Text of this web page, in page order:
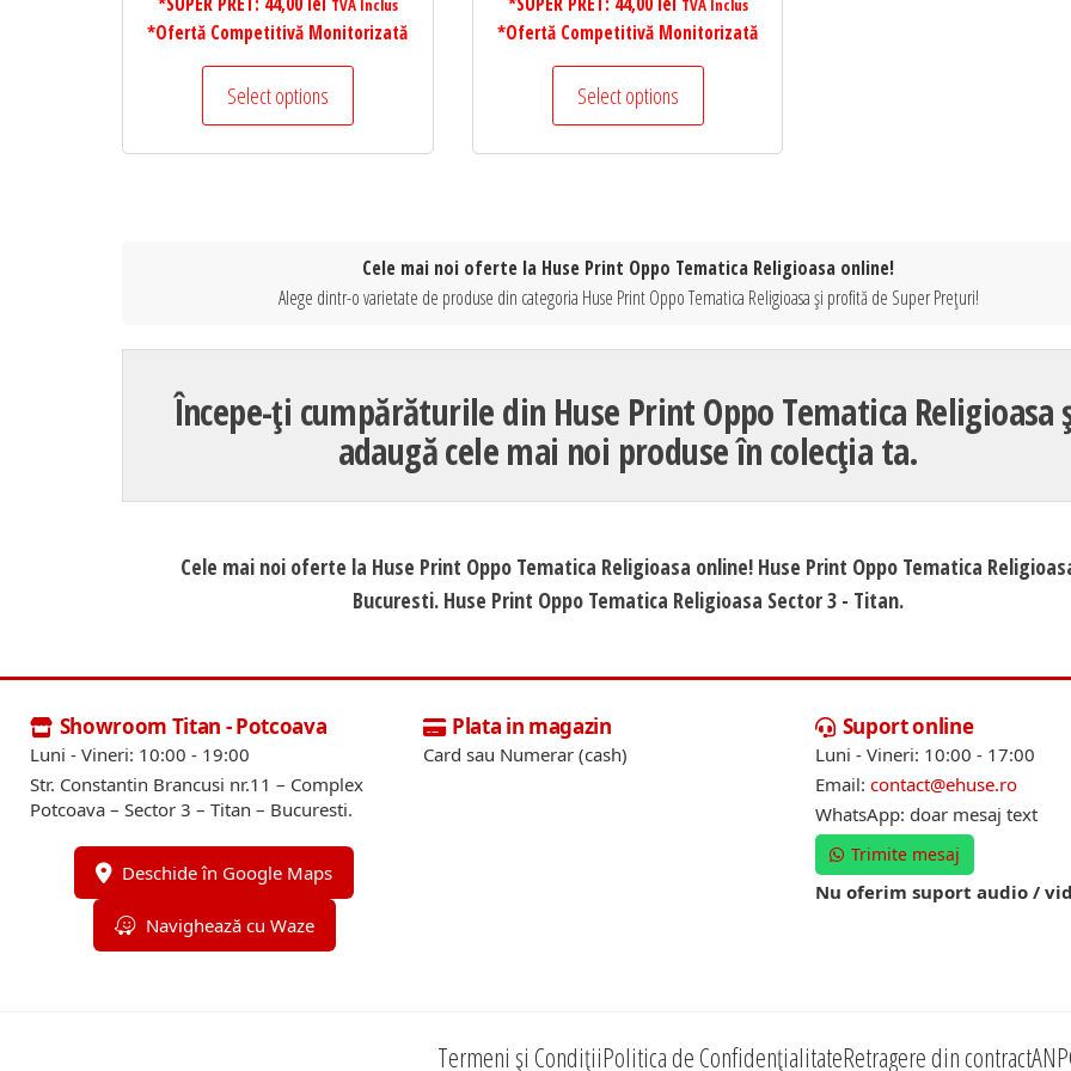
*Ofertă Competitivă Monitorizată
Select options
*Ofertă Competitivă Monitorizată
Select options
Cele mai noi oferte la Huse Print Oppo Tematica Religioasa online!
Alege dintr-o varietate de produse din categoria Huse Print Oppo Tematica Religioasa și profită de Super Prețuri!
Începe-ți cumpărăturile din Huse Print Oppo Tematica Religioasa
adaugă cele mai noi produse în colecția ta.
Cele mai noi oferte la Huse Print Oppo Tematica Religioasa online! Huse Print Oppo Tematica
Bucuresti. Huse Print Oppo Tematica Religioasa Sector 3 - Titan.
Showroom Titan - Potcoava
Luni - Vineri: 10:00 - 19:00
Str. Constantin Brancusi nr.11 – Complex
Potcoava – Sector 3 – Titan – Bucuresti.
Deschide în Google Maps
Navighează cu Waze
Plata in magazin
Card sau Numerar (cash)
Suport online
Luni - Vineri: 10:00 - 17:00
Email: contact@ehuse.ro
WhatsApp: doar mesaj text
Trimite mesaj
Nu oferim suport audio /
Termeni și CondițiiPolitica de ConfidențialitateRetragere din contract